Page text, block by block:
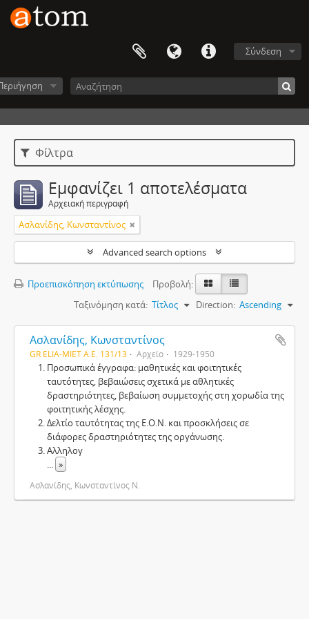
Σύνδεση
Φίλτρα
Εμφανίζει 1 αποτελέσματα
Αρχειακή περιγραφή
Ασλανίδης, Κωνσταντίνος
Advanced search options
Προεπισκόπηση εκτύπωσης
Προβολή:
Ταξινόμηση κατά: Τίτλος Direction: Ascending
Ασλανίδης, Κωνσταντίνος
GR ELIA-MIET Α.Ε. 131/13 Αρχείο 1929-1950
Προσωπικά έγγραφα: μαθητικές και φοιτητικές
ταυτότητες, βεβαιώσεις σχετικά με αθλητικές
δραστηριότητες, βεβαίωση συμμετοχής στη χορωδία της
φοιτητικής λέσχης.
Δελτίο ταυτότητας της Ε.Ο.Ν. και προσκλήσεις σε
διάφορες δραστηριότητες της οργάνωσης.
Αλληλογ
... »
Ασλανίδης, Κωνσταντίνος Ν.